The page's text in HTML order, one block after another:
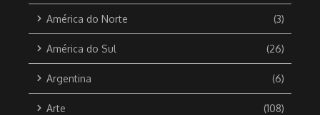
América do Norte (3)
América do Sul (26)
Argentina (6)
Arte (108)